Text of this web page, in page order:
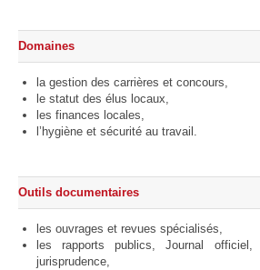
Domaines
la gestion des carrières et concours,
le statut des élus locaux,
les finances locales,
l’hygiène et sécurité au travail.
Outils documentaires
les ouvrages et revues spécialisés,
les rapports publics, Journal officiel,
jurisprudence,